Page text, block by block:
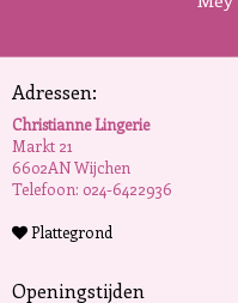
Adressen:
Christianne Lingerie
Markt 21
6602AN Wijchen
Telefoon: 024-6422936
Plattegrond
Openingstijden